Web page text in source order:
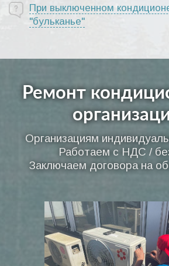
При выключенном
"бульканье"
Ремонт
Организациям
Работаем с НДС /
Заключаем договора на